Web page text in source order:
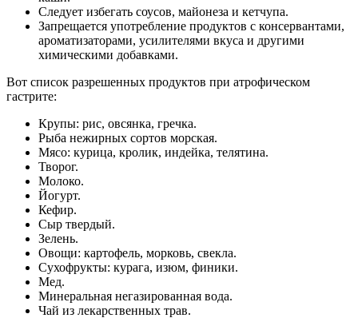
Следует избегать соусов, майонеза и кетчупа.
Запрещается употребление продуктов с консервантами,
ароматизаторами, усилителями вкуса и другими
химическими добавками.
Вот список разрешенных продуктов при атрофическом
гастрите:
Крупы: рис, овсянка, гречка.
Рыба нежирных сортов морская.
Мясо: курица, кролик, индейка, телятина.
Творог.
Молоко.
Йогурт.
Кефир.
Сыр твердый.
Зелень.
Овощи: картофель, морковь, свекла.
Сухофрукты: курага, изюм, финики.
Мед.
Минеральная негазированная вода.
Чай из лекарственных трав.